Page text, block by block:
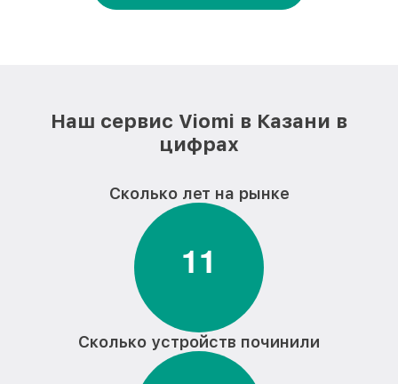
Наш сервис Viomi в Казани в
цифрах
Сколько лет на рынке
11
Сколько устройств починили